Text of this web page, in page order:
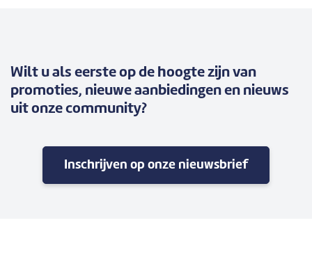
Wilt u als eerste op de hoogte zijn van
promoties, nieuwe aanbiedingen en nieuws
uit onze community?
Inschrijven op onze nieuwsbrief